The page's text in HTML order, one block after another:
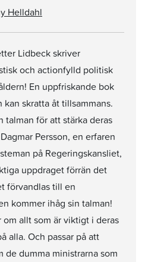
Helldahl
Lidbeck skriver
och actionfylld politisk
En uppfriskande bok
skratta åt tillsammans.
talman för att stärka deras
Persson, en erfaren
på Regeringskansliet,
uppdraget förrän det
förvandlas till en
kommer ihåg sin talman!
allt som är viktigt i deras
alla. Och passar på att
de dumma ministrarna som